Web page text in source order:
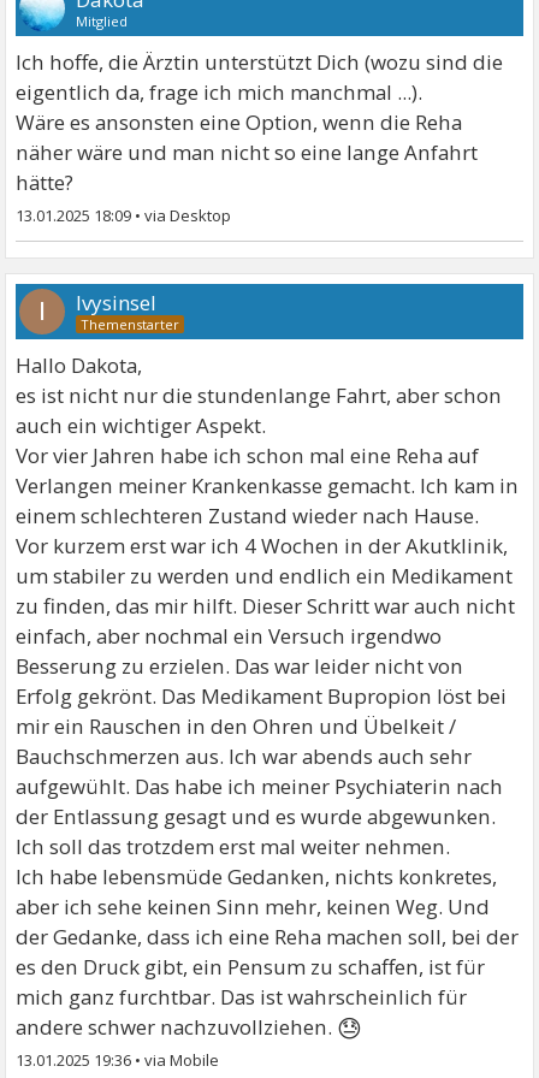
Mitglied
Ich hoffe, die Ärztin unterstützt Dich (wozu sind die
eigentlich da, frage ich mich manchmal ...).
Wäre es ansonsten eine Option, wenn die Reha
näher wäre und man nicht so eine lange Anfahrt
hätte?
13.01.2025 18:09 •
I Ivysinsel
Hallo Dakota,
es ist nicht nur die stundenlange Fahrt, aber schon
auch ein wichtiger Aspekt.
Vor vier Jahren habe ich schon mal eine Reha auf
Verlangen meiner Krankenkasse gemacht. Ich kam in
einem schlechteren Zustand wieder nach Hause.
Vor kurzem erst war ich 4 Wochen in der Akutklinik,
um stabiler zu werden und endlich ein Medikament
zu finden, das mir hilft. Dieser Schritt war auch nicht
einfach, aber nochmal ein Versuch irgendwo
Besserung zu erzielen. Das war leider nicht von
Erfolg gekrönt. Das Medikament Bupropion löst bei
mir ein Rauschen in den Ohren und Übelkeit /
Bauchschmerzen aus. Ich war abends auch sehr
aufgewühlt. Das habe ich meiner Psychiaterin nach
der Entlassung gesagt und es wurde abgewunken.
Ich soll das trotzdem erst mal weiter nehmen.
Ich habe lebensmüde Gedanken, nichts konkretes,
aber ich sehe keinen Sinn mehr, keinen Weg. Und
der Gedanke, dass ich eine Reha machen soll, bei der
es den Druck gibt, ein Pensum zu schaffen, ist für
mich ganz furchtbar. Das ist wahrscheinlich für
andere schwer nachzuvollziehen. 😓
13.01.2025 19:36 •